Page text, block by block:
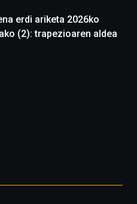
erdi ariketa 2026ko
(2): trapezioaren aldea